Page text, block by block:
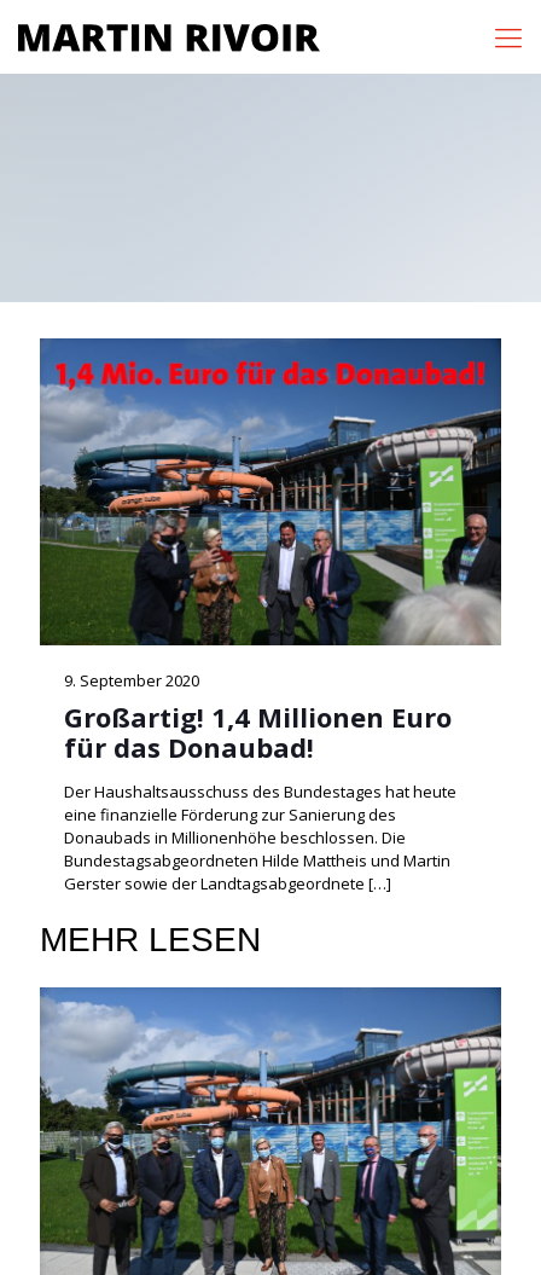
9. September 2020
Großartig! 1,4 Millionen Euro
für das Donaubad!
Der Haushaltsausschuss des Bundestages hat heute
eine finanzielle Förderung zur Sanierung des
Donaubads in Millionenhöhe beschlossen. Die
Bundestagsabgeordneten Hilde Mattheis und Martin
Gerster sowie der Landtagsabgeordnete […]
MEHR LESEN